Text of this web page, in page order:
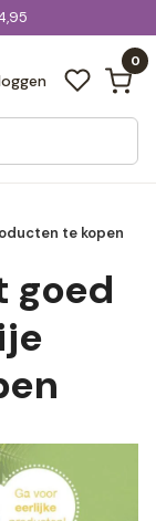
0
alle resultaten
te kopen
goed